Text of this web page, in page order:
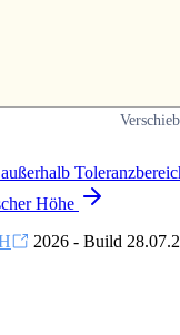
Höhe
2026 - Build